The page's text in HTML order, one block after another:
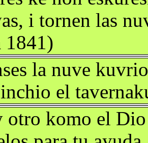
i tornen las
1841)
la nuve
el
otro komo el